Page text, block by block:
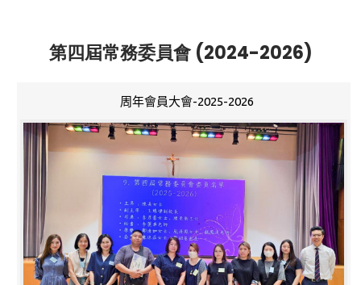
第四屆常務委員會 (2024-2026)
周年會員大會-2025-2026